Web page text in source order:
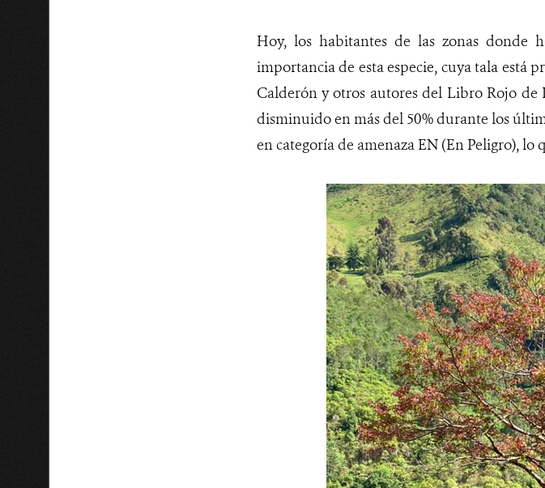
Hoy, los habitantes de las zonas donde
importancia de esta especie, cuya tala está
Calderón y otros autores del Libro Rojo
disminuido en más del 50% durante los
en categoría de amenaza EN (En Peligro),